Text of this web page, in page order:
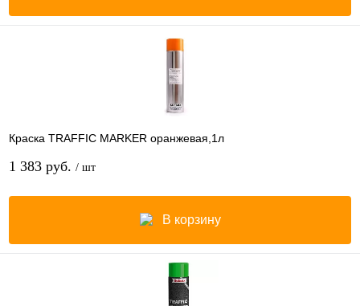
Краска TRAFFIC MARKER оранжевая,1л
1 383 руб. / шт
В корзину